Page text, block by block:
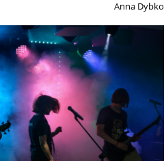
Anna Dybko